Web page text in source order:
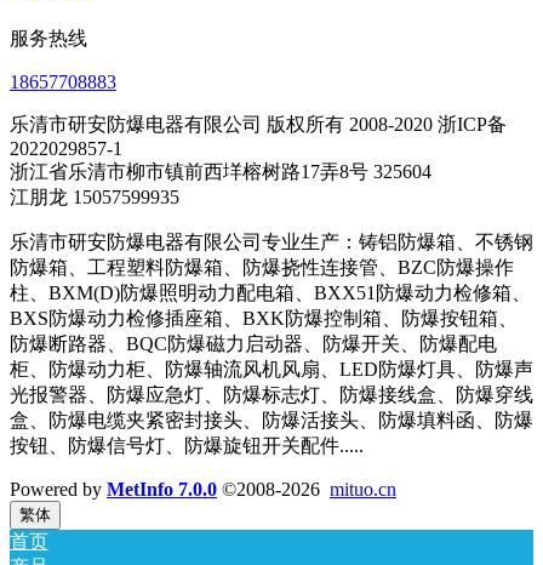
服务热线
18657708883
乐清市研安防爆电器有限公司 版权所有 2008-2020 浙ICP备
2022029857-1
浙江省乐清市柳市镇前西垟榕树路17弄8号 325604
江朋龙 15057599935
乐清市研安防爆电器有限公司专业生产：铸铝防爆箱、不锈钢
防爆箱、工程塑料防爆箱、防爆挠性连接管、BZC防爆操作
柱、BXM(D)防爆照明动力配电箱、BXX51防爆动力检修箱、
BXS防爆动力检修插座箱、BXK防爆控制箱、防爆按钮箱、
防爆断路器、BQC防爆磁力启动器、防爆开关、防爆配电
柜、防爆动力柜、防爆轴流风机风扇、LED防爆灯具、防爆声
光报警器、防爆应急灯、防爆标志灯、防爆接线盒、防爆穿线
盒、防爆电缆夹紧密封接头、防爆活接头、防爆填料函、防爆
按钮、防爆信号灯、防爆旋钮开关配件.....
Powered by MetInfo 7.0.0 ©2008-2026 mituo.cn
繁体
首页